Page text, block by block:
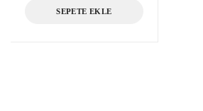
SEPETE EKLE